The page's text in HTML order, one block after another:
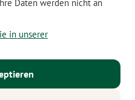
Daten werden nicht an
in unserer